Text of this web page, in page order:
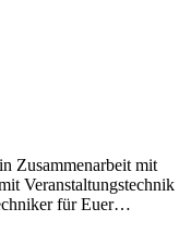
Zusammenarbeit mit
Veranstaltungstechnik
für Euer…